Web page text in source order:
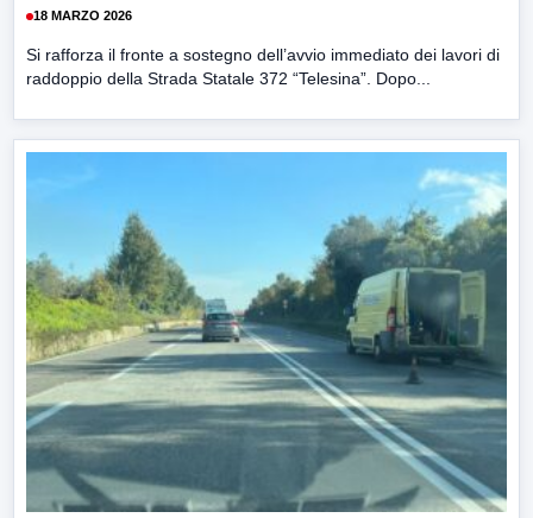
18 MARZO 2026
Si rafforza il fronte a sostegno dell’avvio immediato dei lavori di
raddoppio della Strada Statale 372 “Telesina”. Dopo...